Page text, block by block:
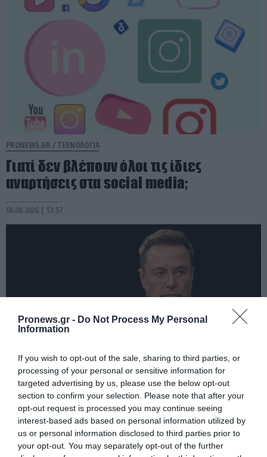
Pronews.gr - Do Not Process My Personal
Information
If you wish to opt-out of the sale, sharing to third parties, or
processing of your personal or sensitive information for
targeted advertising by us, please use the below opt-out
section to confirm your selection. Please note that after your
opt-out request is processed you may continue seeing
interest-based ads based on personal information utilized by
us or personal information disclosed to third parties prior to
your opt-out. You may separately opt-out of the further
PRONEWS.GR / ΤΕΧΝΟΛΟΓΙΑ
Γιατί δεν βλέπουν όλοι τις ίδιες
αναρτήσεις στα social media;
06.08.2026 | 13:57
PRONEWS.GR /ΤΕΧΝΟΛΟΓΙΑ
Ε.Μασκ: «Πήγα στη Μόσχα για να
αγοράσω διηπειρωτικούς πυραύλους
πριν ιδρύσω τη SpaceX»